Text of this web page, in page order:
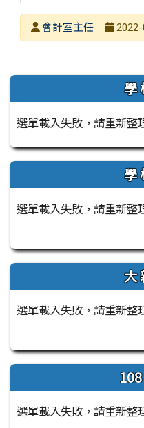
發布者
會計室主任
左邊區域內容 學
選單載入失敗，請重新整
學
選單載入失敗，請重新整
大
選單載入失敗，請重新整
選單載入失敗，請重新整